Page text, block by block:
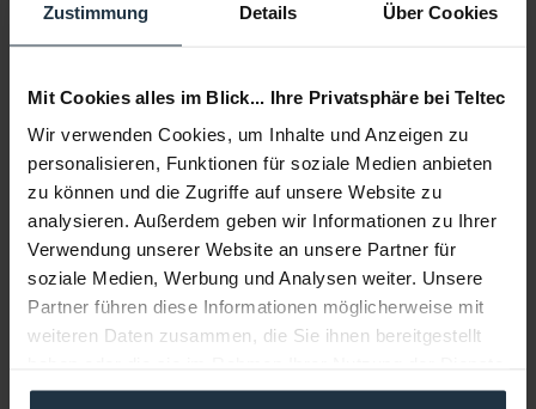
Zustimmung Details Über Cookies
Mit Cookies alles im Blick... Ihre Privatsphäre bei Teltec
Wir verwenden Cookies, um Inhalte und Anzeigen zu
personalisieren, Funktionen für soziale Medien anbieten
zu können und die Zugriffe auf unsere Website zu
analysieren. Außerdem geben wir Informationen zu Ihrer
Verwendung unserer Website an unsere Partner für
soziale Medien, Werbung und Analysen weiter. Unsere
Partner führen diese Informationen möglicherweise mit
weiteren Daten zusammen, die Sie ihnen bereitgestellt
gesammelt haben.
Infos zu Hersteller & Produktsicherheit
Folgende Infos zum Hersteller sind verfübar......mehr
Weitere Artikel von Visible Dust ansehen